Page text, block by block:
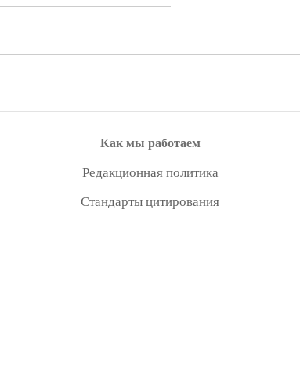
Как мы работаем
Редакционная политика
Стандарты цитирования